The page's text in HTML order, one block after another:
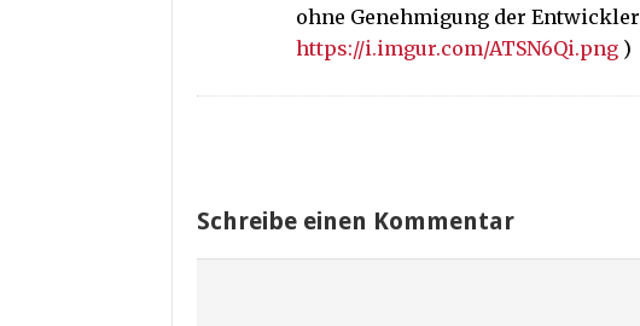
ohne Genehmigung der
https://i.imgur.com/ATSN6Qi.png )
Schreibe einen Kommentar